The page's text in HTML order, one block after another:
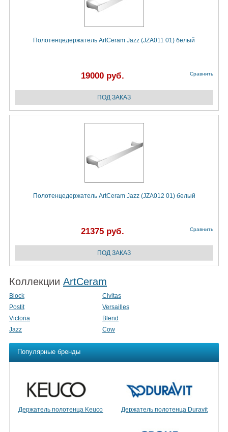
Полотенцедержатель ArtCeram Jazz (JZA011 01) белый
19000 руб. Сравнить
Полотенцедержатель ArtCeram Jazz (JZA012 01) белый
21375 руб. Сравнить
Коллекции ArtCeram
Block
Civitas
Postit
Versailles
Victoria
Blend
Jazz
Cow
Популярные бренды
Держатель полотенца Keuco Держатель полотенца Duravit